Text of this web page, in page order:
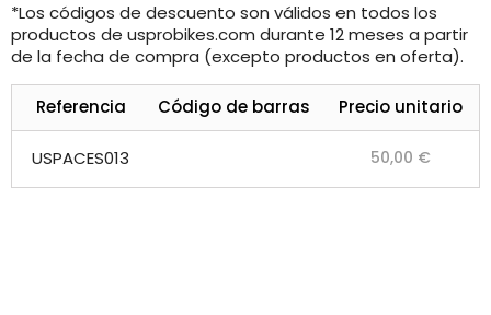
*Los códigos de descuento son válidos en todos los
productos de usprobikes.com durante 12 meses a partir
de la fecha de compra (excepto productos en oferta).
Referencia Código de barras Precio unitario
USPACES013 50,00 €